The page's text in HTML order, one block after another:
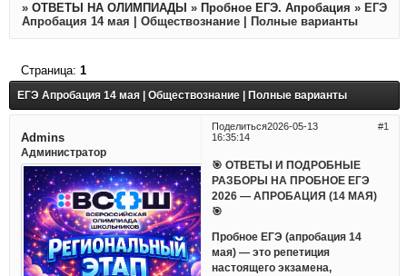
» ОТВЕТЫ НА ОЛИМПИАДЫ » Пробное ЕГЭ. Апробация » ЕГЭ
Апробация 14 мая | Обществознание | Полные варианты
ЕГЭ Апробация 14 мая | Обществознание | Полные варианты
Страница: 1
Поделиться 1
2026-05-13
16:35:14
Admins
Администратор
🎯 ОТВЕТЫ И ПОДРОБНЫЕ
РАЗБОРЫ НА ПРОБНОЕ ЕГЭ
2026 — АПРОБАЦИЯ (14 МАЯ)
🎯
Пробное ЕГЭ (апробация 14
мая) — это репетиция
настоящего экзамена,